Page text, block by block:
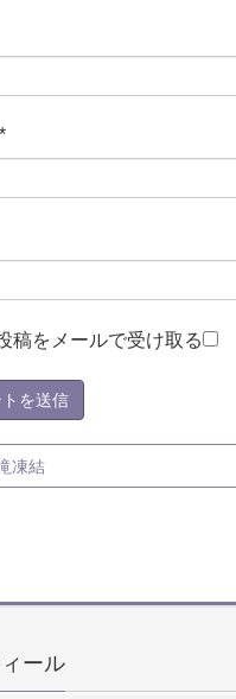
*
稿をメールで受け取る
凍結
ール